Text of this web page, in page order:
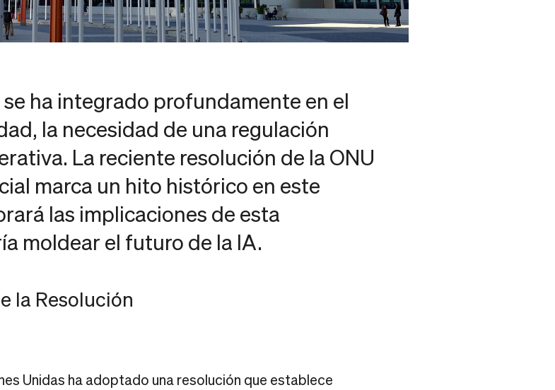
ha integrado profundamente en el
la necesidad de una regulación
La reciente resolución de la ONU
marca un hito histórico en este
las implicaciones de esta
moldear el futuro de la IA.
la Resolución
Unidas ha adoptado una resolución que establece